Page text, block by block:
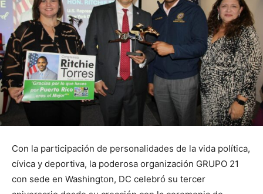
Con la participación de personalidades de la vida política,
cívica y deportiva, la poderosa organización GRUPO 21
con sede en Washington, DC celebró su tercer